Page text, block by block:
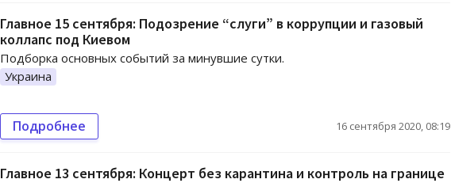
Главное 15 сентября: Подозрение “слуги” в коррупции и газовый
коллапс под Киевом
Подборка основных событий за минувшие сутки.
Украина
Подробнее 16 сентября 2020, 08:19
Главное 13 сентября: Концерт без карантина и контроль на границе